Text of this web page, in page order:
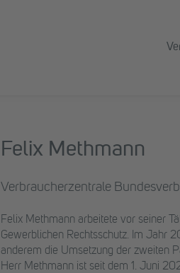
Felix Methmann
Verbraucherzentrale
Felix Methmann arbeitete vor seiner
Gewerblichen Rechtsschutz. Im Jahr
anderem die Umsetzung der zweiten
Herr Methmann ist seit dem 1. Juni